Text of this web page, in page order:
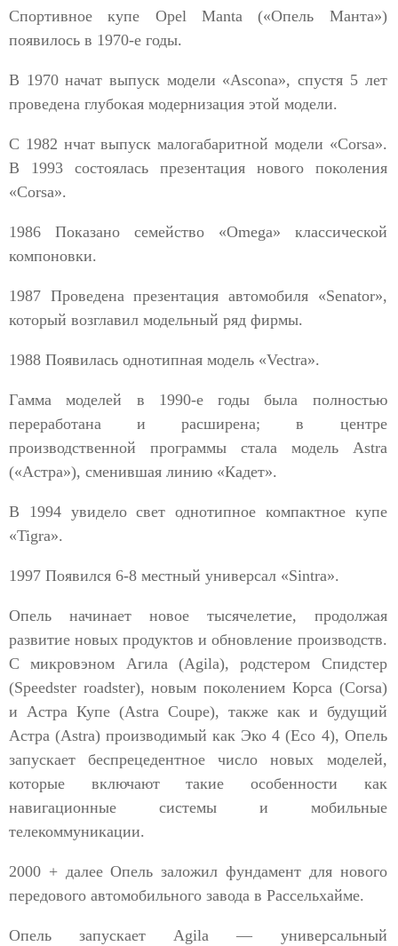
Спортивное купе Opel Manta («Опель Манта»)
появилось в 1970-е годы.
В 1970 начат выпуск модели «Ascona», спустя 5 лет
проведена глубокая модернизация этой модели.
С 1982 нчат выпуск малогабаритной модели «Corsa».
В 1993 состоялась презентация нового поколения
«Corsa».
1986 Показано семейство «Omega» классической
компоновки.
1987 Проведена презентация автомобиля «Senator»,
который возглавил модельный ряд фирмы.
1988 Появилась однотипная модель «Vectra».
Гамма моделей в 1990-е годы была полностью
переработана и расширена; в центре
производственной программы стала модель Astra
(«Астра»), сменившая линию «Кадет».
В 1994 увидело свет однотипное компактное купе
«Tigra».
1997 Появился 6-8 местный универсал «Sintra».
Опель начинает новое тысячелетие, продолжая
развитие новых продуктов и обновление производств.
С микровэном Агила (Agila), родстером Спидстер
(Speedster roadster), новым поколением Корса (Corsa)
и Астра Купе (Astra Coupe), также как и будущий
Астра (Astra) производимый как Эко 4 (Eco 4), Опель
запускает беспрецедентное число новых моделей,
которые включают такие особенности как
навигационные системы и мобильные
телекоммуникации.
2000 + далее Опель заложил фундамент для нового
передового автомобильного завода в Рассельхайме.
Опель запускает Agila — универсальный